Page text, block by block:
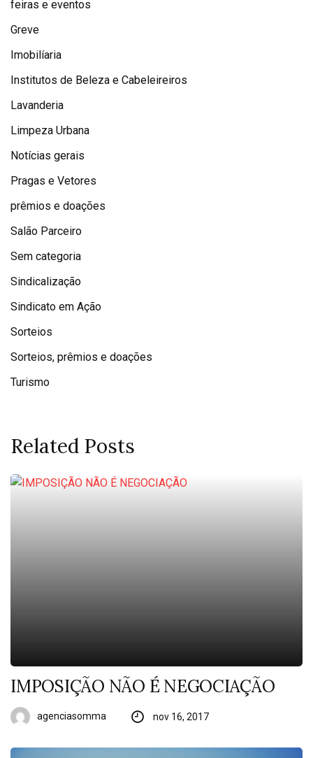
feiras e eventos
Greve
Imobilíaria
Institutos de Beleza e Cabeleireiros
Lavanderia
Limpeza Urbana
Notícias gerais
Pragas e Vetores
prêmios e doações
Salão Parceiro
Sem categoria
Sindicalização
Sindicato em Ação
Sorteios
Sorteios, prêmios e doações
Turismo
Related Posts
IMPOSIÇÃO NÃO É NEGOCIAÇÃO
agenciasomma nov 16, 2017